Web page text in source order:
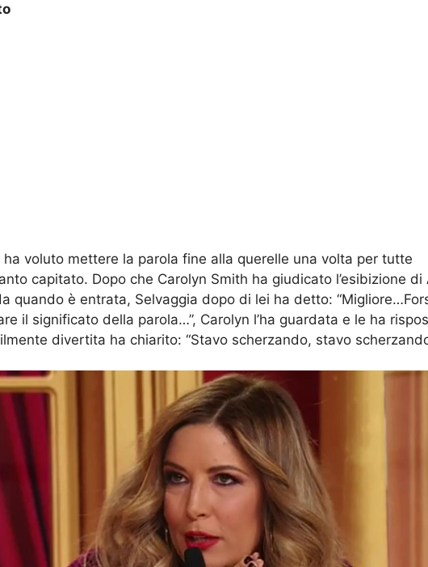
voluto mettere la parola fine alla querelle una volta per tutte
capitato. Dopo che Carolyn Smith ha giudicato l’esibizione di
quando è entrata, Selvaggia dopo di lei ha detto:
il significato della parola…”, Carolyn l’ha guardata e le ha
divertita ha chiarito: “Stavo scherzando, stavo